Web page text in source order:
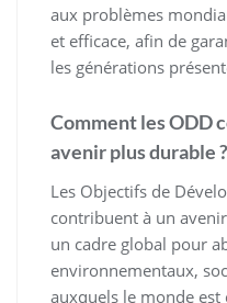
aux problèmes
et efficace, afin de
les générations
Comment les ODD
avenir plus durable ?
Les Objectifs de
contribuent à un
un cadre global pour
environnementaux,
auxquels le monde